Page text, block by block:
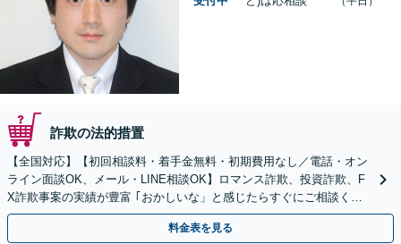
詐欺の法的措置
【全国対応】【初回相談料・着手金無料・初期費用なし／電話・オン
ライン面談OK、メール・LINE相談OK】ロマンス詐欺、投資詐欺、F
X詐欺事案の実績が豊富 ｢おかしいな」と感じたらすぐにご相談くだ
さい。
料金表を見る